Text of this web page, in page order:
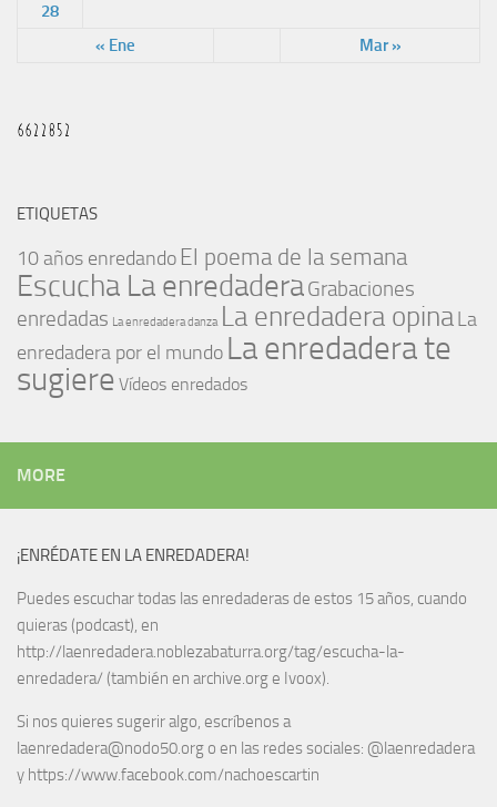
« Ene Mar »
28
ETIQUETAS
10 años enredando El poema de la semana
Escucha La enredaderaGrabaciones
enredadas La enredadera danza La enredadera opina La
enredadera por el mundo La enredadera te
sugiere Vídeos enredados
MORE
¡ENRÉDATE EN LA ENREDADERA!
Puedes escuchar todas las enredaderas de estos 15 años, cuando
quieras (podcast), en
http://laenredadera.noblezabaturra.org/tag/escucha-la-
enredadera/ (también en archive.org e Ivoox).
Si nos quieres sugerir algo, escríbenos a
laenredadera@nodo50.org o en las redes sociales: @laenredadera
y https://www.facebook.com/nachoescartin